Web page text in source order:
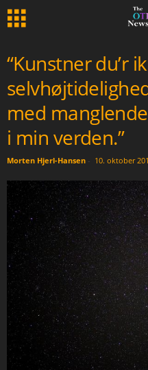
“Kunstner du’r
med
i min verden.”
Morten Hjerl-Hansen - 10. oktober